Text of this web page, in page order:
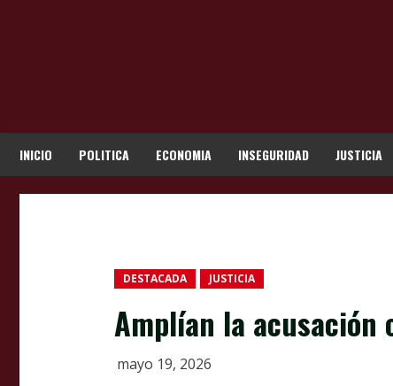
INICIO POLITICA ECONOMIA INSEGURIDAD JUSTICIA
DESTACADA JUSTICIA
Amplían la acusación
mayo 19, 2026